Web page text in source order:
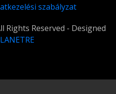
szabályzat
Rights Reserved - Designed